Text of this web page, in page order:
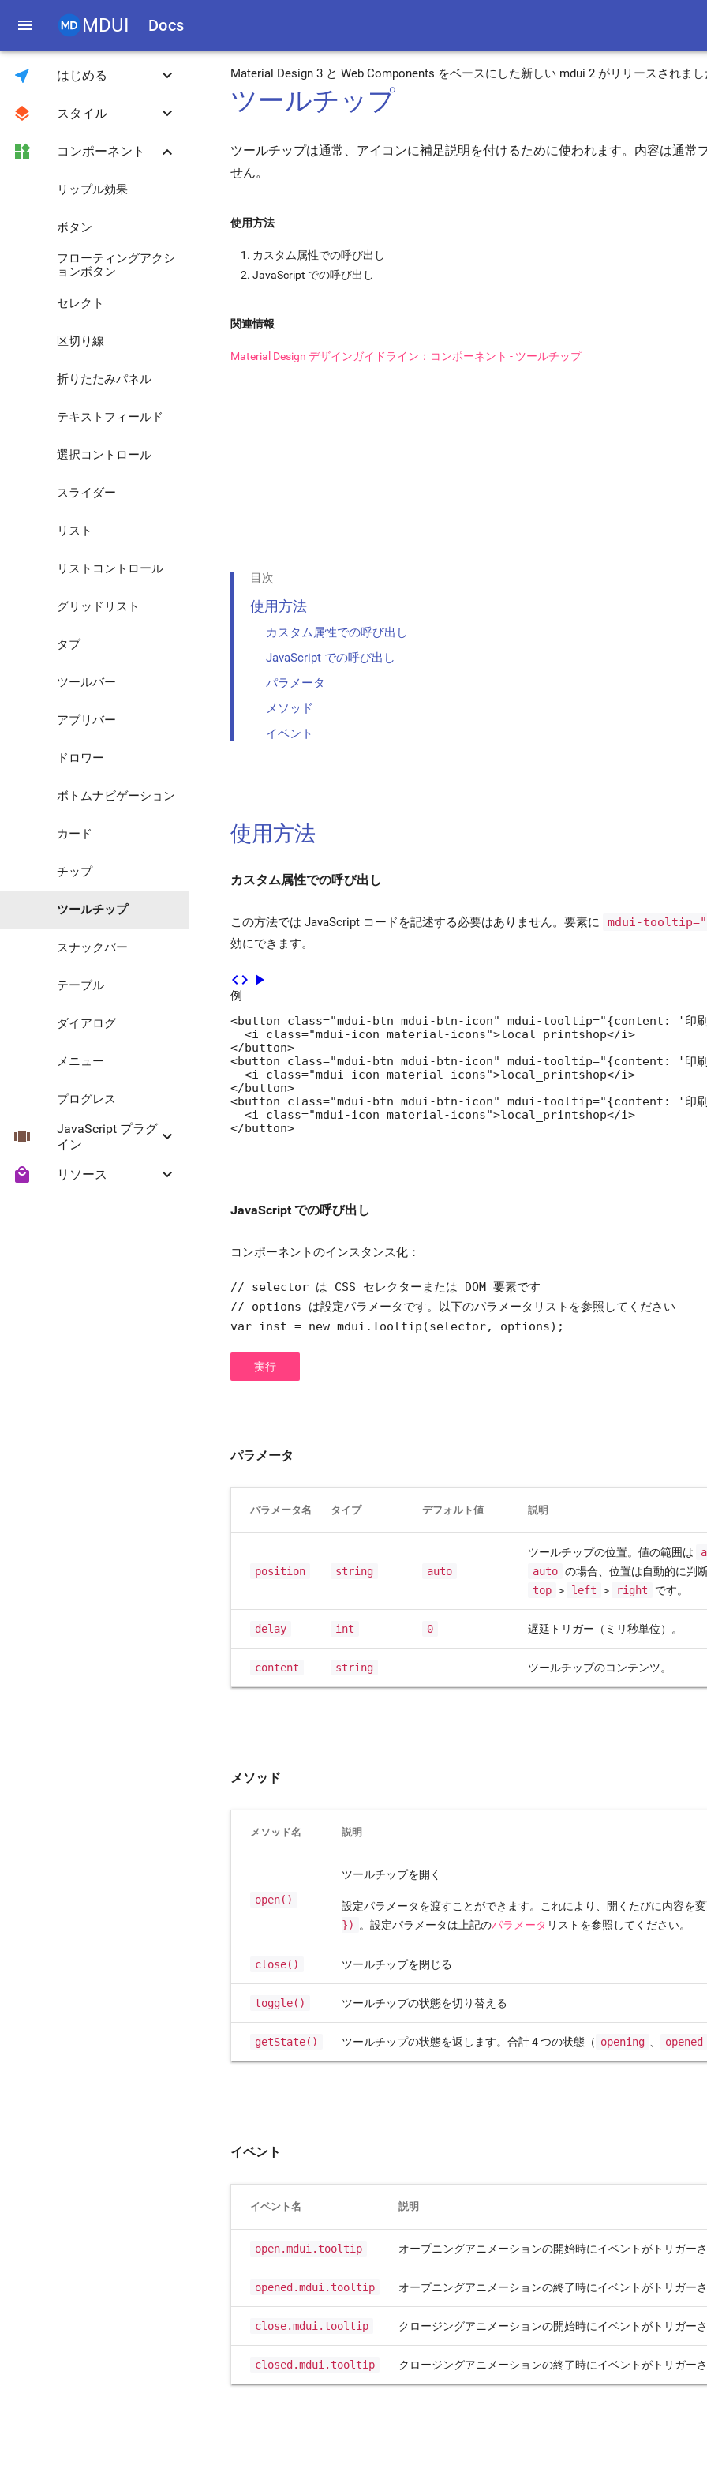
menu MDUI Docs
near_me はじめる keyboard_arrow_down
イントロダクション
ダウンロード
互換性
JavaScript ユーティリ
ティ
JavaScript グローバル
メソッド
0.4.3 から 1.0.0 へのア
ップグレード
layers スタイル keyboard_arrow_down
カラーとテーマ
Roboto フォント
グリッドレイアウト
タイポグラフィ
アイコン
メディア
ヘルパークラス
影
widgets コンポーネント keyboard_arrow_down
リップル効果
ボタン
フローティングアクシ
ョンボタン
セレクト
区切り線
折りたたみパネル
テキストフィールド
選択コントロール
スライダー
リスト
リストコントロール
グリッドリスト
タブ
ツールバー
アプリバー
ドロワー
ボトムナビゲーション
カード
チップ
ツールチップ
スナックバー
テーブル
ダイアログ
メニュー
プログレス
view_carousel
JavaScript プラグ
イン
keyboard_arrow_down
折りたたみ
local_mall リソース keyboard_arrow_down
Material Design 3 と Web Components をベースにした新しい mdui 2 がリリースされまし
ツールチップ
ツールチップは通常、アイコンに補足説明を付けるために使われます。内容は通常
せん。
使用方法
カスタム属性での呼び出し
JavaScript での呼び出し
関連情報
Material Design デザインガイドライン：コンポーネント - ツールチップ
目次
使用方法
カスタム属性での呼び出し
JavaScript での呼び出し
パラメータ
メソッド
イベント
使用方法
カスタム属性での呼び出し
この方法では JavaScript コードを記述する必要はありません。要素に mdui-tooltip="
効にできます。
code play_arrow
例
<button class="mdui-btn mdui-btn-icon" mdui-tooltip="{content: '印
  <i class="mdui-icon material-icons">local_printshop</i>
</button>
<button class="mdui-btn mdui-btn-icon" mdui-tooltip="{content: '
  <i class="mdui-icon material-icons">local_printshop</i>
</button>
<button class="mdui-btn mdui-btn-icon" mdui-tooltip="{content: '印
  <i class="mdui-icon material-icons">local_printshop</i>
</button>
JavaScript での呼び出し
コンポーネントのインスタンス化：
// selector は CSS セレクターまたは DOM 要素です
// options は設定パラメータです。以下のパラメータリストを参照してください
var inst = new mdui.Tooltip(selector, options);
実行
パラメータ
パラメータ名 タイプ デフォルト値 説明
position string auto
ツールチップの位置。値の範囲は
auto の場合、位置は自動的に判
top
> left > right です。
delay int 0 遅延トリガー（ミリ秒単位）。
content string ツールチップのコンテンツ。
メソッド
メソッド名 説明
open()
ツールチップを開く
設定パラメータを渡すことができます。これにより、開くたびに内容を
}) 。設定パラメータは上記のパラメータ リストを参照してください。
close() ツールチップを閉じる
toggle() ツールチップの状態を切り替える
getState() ツールチップの状態を返します。合計 4 つの状態（ opening opened
イベント
イベント名 説明
open.mdui.tooltip オープニングアニメーションの開始時にイベントがトリガーさ
opened.mdui.tooltip オープニングアニメーションの終了時にイベントがトリガーさ
close.mdui.tooltip クロージングアニメーションの開始時にイベントがトリガーさ
closed.mdui.tooltip クロージングアニメーションの終了時にイベントがトリガーさ